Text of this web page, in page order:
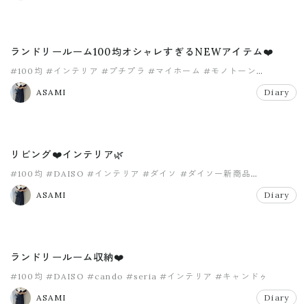
ランドリールーム100均オシャレすぎるNEWアイテム❤️
#100均 #インテリア #プチプラ #マイホーム #モノトーン
#ランドリールーム
ASAMI
Diary
リビング❤️インテリア🌿
#100均 #DAISO #インテリア #ダイソ #ダイソー新商品
#ハロウィン
ASAMI
Diary
ランドリールーム収納❤️
#100均 #DAISO #cando #seria #インテリア #キャンドゥ
ASAMI Diary